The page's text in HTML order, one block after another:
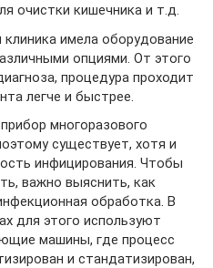
очистки кишечника и т.д.
имела оборудование
опциями. От этого
процедура проходит
легче и быстрее.
многоразового
существует, хотя и
инфицирования. Чтобы
важно выяснить, как
обработка. В
для этого используют
машины, где процесс
и стандатизирован,